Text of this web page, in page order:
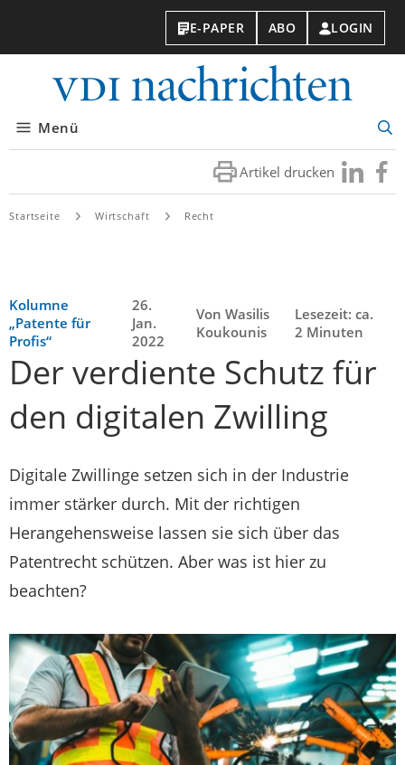
E-PAPER ABO LOGIN
Menü
Artikel drucken Besuchen
Sie
Sie
Startseite Wirtschaft Recht
Kolumne
„Patente für
Profis“
26.
Jan.
2022
Von Wasilis
Koukounis
Lesezeit: ca.
2 Minuten
Der verdiente Schutz für
den digitalen Zwilling
Digitale Zwillinge setzen sich in der Industrie
immer stärker durch. Mit der richtigen
Herangehensweise lassen sie sich über das
Patentrecht schützen. Aber was ist hier zu
beachten?